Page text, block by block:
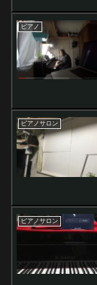
ピアノ
ピアノサロン
ピアノサロン